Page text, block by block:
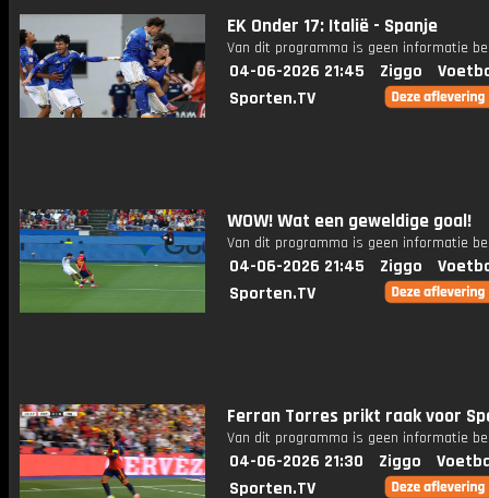
EK Onder 17: Italië - Spanje
Van dit programma is geen informatie
04-06-2026 21:45 Ziggo
Sporten.TV
WOW! Wat een geweldige goal!
Van dit programma is geen informatie
04-06-2026 21:45 Ziggo
Sporten.TV
Ferran Torres prikt raak voor
Van dit programma is geen informatie
04-06-2026 21:30 Ziggo
Sporten.TV